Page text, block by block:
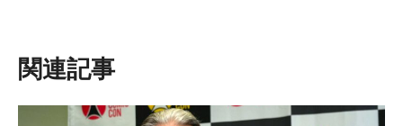
シ
ョ
ン
類似投稿